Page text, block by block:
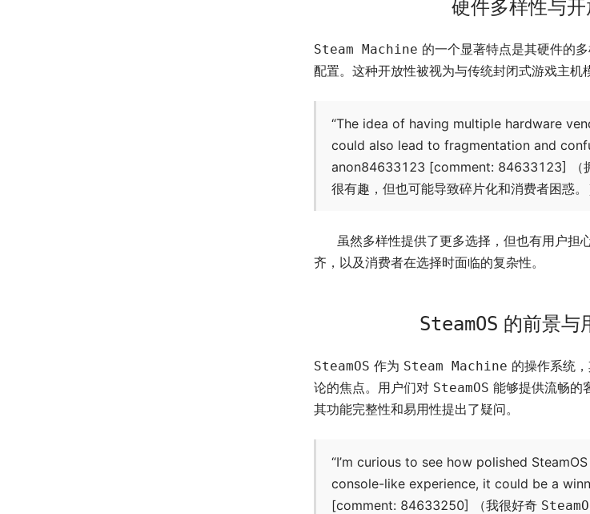
硬件多样性与
Steam Machine 的一个显著特点是其硬件的
配置。这种开放性被视为与传统封闭式游戏主机
“The idea of having multiple hardware
could also lead to fragmentation and
anon84633123 [comment: 84633123] （
很有趣，但也可能导致碎片化和消费者困惑。
虽然多样性提供了更多选择，但也有用户担
齐，以及消费者在选择时面临的复杂性。
SteamOS 的前景与
SteamOS 作为 Steam Machine 的操作系统
论的焦点。用户们对 SteamOS 能够提供流畅的
其功能完整性和易用性提出了疑问。
“I’m curious to see how polished
console-like experience, it could be a
[comment: 84633250] （我很好奇